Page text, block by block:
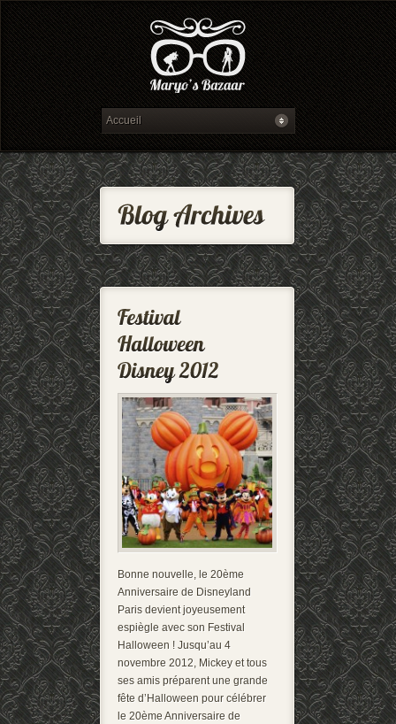
Bonne nouvelle, le 20ème
Anniversaire de Disneyland
Paris devient joyeusement
espiègle avec son Festival
Halloween ! Jusqu’au 4
novembre 2012, Mickey et tous
ses amis préparent une grande
fête d’Halloween pour célébrer
le 20ème Anniversaire de